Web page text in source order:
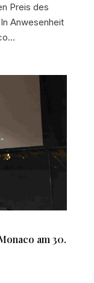
Preis des
Anwesenheit
am 30.